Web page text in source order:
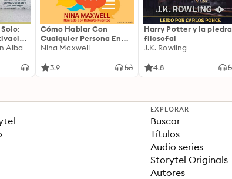
Alba
Cómo Hablar Con
Cualquier Persona En
Cualquier Lugar Y En
Nina Maxwell
3.9
Harry Potter y la piedra
filosofal
J.K. Rowling
4.8
EXPLORAR
Buscar
Títulos
Audio series
Storytel Originals
Autores